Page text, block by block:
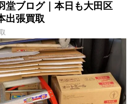
堂ブログ｜本日も大田区
出張買取